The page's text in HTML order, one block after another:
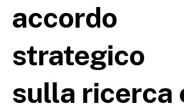
accordo
strategico
sulla ricerca